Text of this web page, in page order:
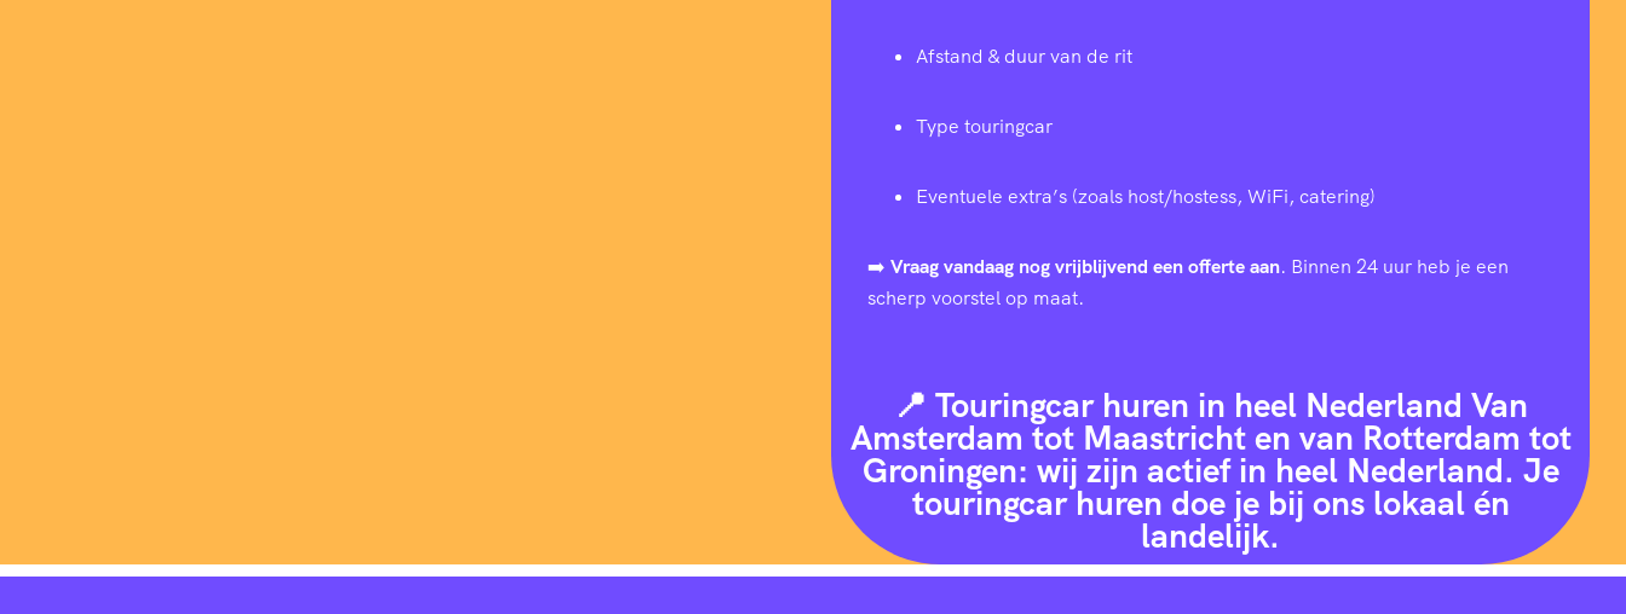
Afstand & duur van de rit
Type touringcar
Eventuele extra’s (zoals host/hostess, WiFi, catering)
➡️ Vraag vandaag nog vrijblijvend een offerte aan. Binnen 24 uur heb je een
scherp voorstel op maat.
📍 Touringcar huren in heel Nederland Van
Amsterdam tot Maastricht en van Rotterdam tot
Groningen: wij zijn actief in heel Nederland. Je
touringcar huren doe je bij ons lokaal én
landelijk.